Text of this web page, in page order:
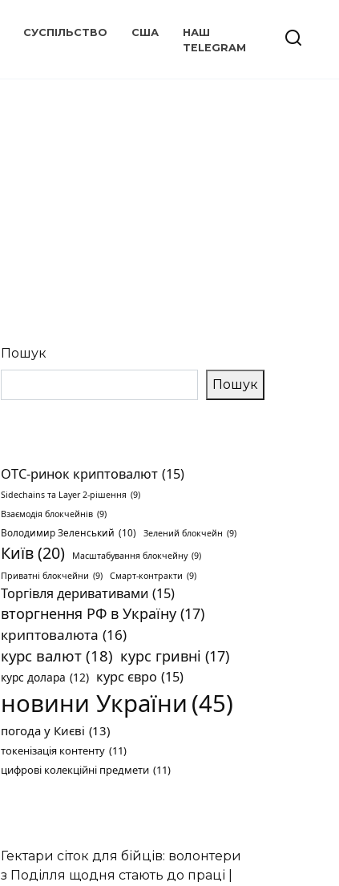
СУСПІЛЬСТВО США
НАШ
TELEGRAM
Пошук
Пошук
OTC-ринок криптовалют (15)
Sidechains та Layer 2-рішення (9)
Взаємодія блокчейнів (9)
Володимир Зеленський (10) Зелений блокчейн (9)
Київ(20) Масштабування блокчейну (9)
Приватні блокчейни (9) Смарт-контракти (9)
Торгівля деривативами (15)
вторгнення РФ в Україну (17)
криптовалюта (16)
курс валют (18) курс гривні (17)
курс долара (12) курс євро (15)
новини України (45)
погода у Києві (13)
токенізація контенту (11)
цифрові колекційні предмети (11)
Гектари сіток для бійців: волонтери
з Поділля щодня стають до праці |